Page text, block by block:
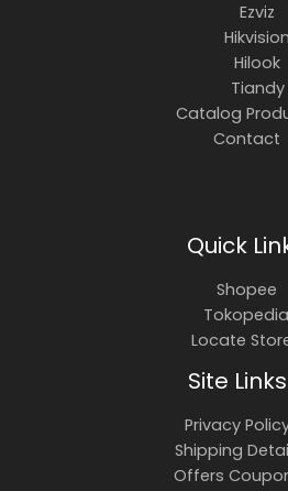
Ezviz
Hikvision
Hilook
Tiandy
Catalog
Contact
Quick
Shopee
Tokopedia
Locate
Site Links
Privacy
Shipping
Offers